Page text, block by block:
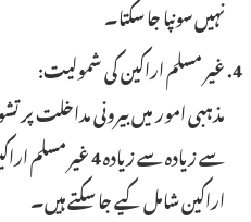
نہیں سونپا جا سکتا۔
غیر مسلم اراکین کی شمولیت:
اراکین شامل کیے جا سکتے ہیں۔